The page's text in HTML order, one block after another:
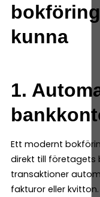
kunna
1.
Ett modernt
direkt till företagets
transaktioner
fakturor eller